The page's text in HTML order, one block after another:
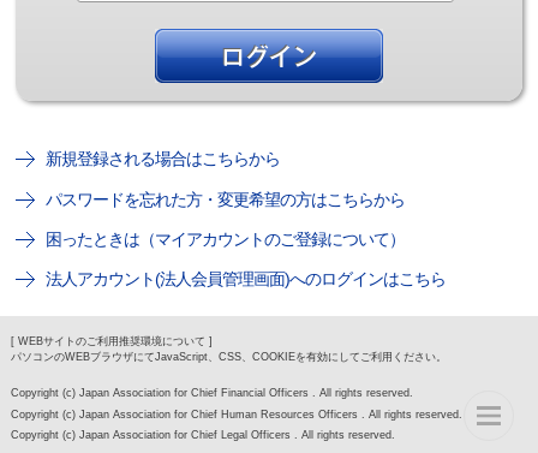
新規登録される場合はこちらから
パスワードを忘れた方・変更希望の方はこちらから
困ったときは（マイアカウントのご登録について）
法人アカウント(法人会員管理画面)へのログインはこちら
[ WEBサイトのご利用推奨環境について ]
パソコンのWEBブラウザにてJavaScript、CSS、COOKIEを有効にしてご利用ください。
Copyright (c) Japan Association for Chief Financial Officers . All rights reserved.
Copyright (c) Japan Association for Chief Human Resources Officers . All rights reserved.
Copyright (c) Japan Association for Chief Legal Officers . All rights reserved.